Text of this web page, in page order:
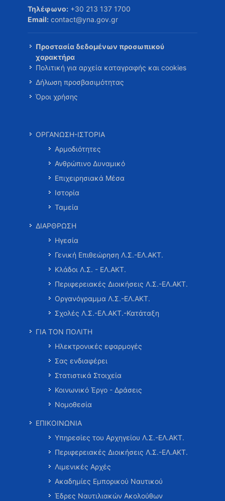
Τηλέφωνο: +30 213 137 1700
Email: contact@yna.gov.gr
Προστασία δεδομένων προσωπικού
χαρακτήρα
Πολιτική για αρχεία καταγραφής και cookies
Δήλωση προσβασιμότητας
Όροι χρήσης
ΟΡΓΑΝΩΣΗ-ΙΣΤΟΡΙΑ
Αρμοδιότητες
Ανθρώπινο Δυναμικό
Επιχειρησιακά Μέσα
Ιστορία
Ταμεία
ΔΙΑΡΘΡΩΣΗ
Ηγεσία
Γενική Επιθεώρηση Λ.Σ.-ΕΛ.ΑΚΤ.
Κλάδοι Λ.Σ. - ΕΛ.ΑΚΤ.
Περιφερειακές Διοικήσεις Λ.Σ.-ΕΛ.ΑΚΤ.
Οργανόγραμμα Λ.Σ.-ΕΛ.ΑΚΤ.
Σχολές Λ.Σ.-ΕΛ.ΑΚΤ.-Κατάταξη
ΓΙΑ ΤΟΝ ΠΟΛΙΤΗ
Ηλεκτρονικές εφαρμογές
Σας ενδιαφέρει
Στατιστικά Στοιχεία
Κοινωνικό Έργο - Δράσεις
Νομοθεσία
ΕΠΙΚΟΙΝΩΝΙΑ
Υπηρεσίες του Αρχηγείου Λ.Σ.-ΕΛ.ΑΚΤ.
Περιφερειακές Διοικήσεις Λ.Σ.-ΕΛ.ΑΚΤ.
Λιμενικές Αρχές
Ακαδημίες Εμπορικού Ναυτικού
Έδρες Ναυτιλιακών Ακολούθων